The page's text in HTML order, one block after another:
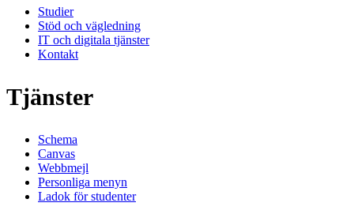
Studier
Stöd och vägledning
IT och digitala tjänster
Kontakt
Tjänster
Schema
Canvas
Webbmejl
Personliga menyn
Ladok för studenter